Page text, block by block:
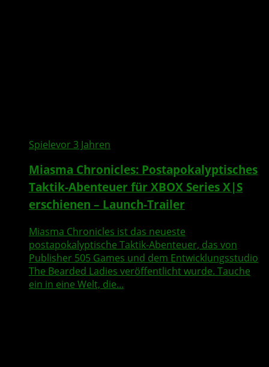
Spielevor 3 Jahren
Miasma Chronicles: Postapokalyptisches
Taktik-Abenteuer für XBOX Series X|S
erschienen – Launch-Trailer
Miasma Chronicles ist das neueste
postapokalyptische Taktik-Abenteuer, das von
Publisher 505 Games und dem Entwicklungsstudio
The Bearded Ladies veröffentlicht wurde. Tauche
ein in eine Welt, die...